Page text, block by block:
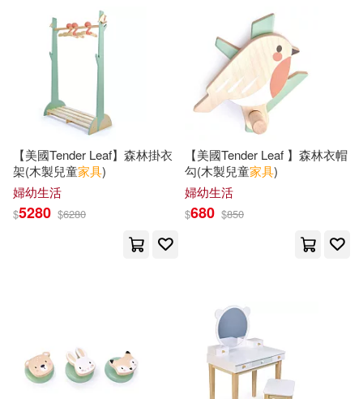
Zec(21)
Thomas(19) 一條由香莉(19)
漂亮家居編輯部(17) Fiell(16)
桜宇宙(16) 任文靈(15)
藤堂はくる(15) Edwards(14)
nagano(14)
田中鈴木(14) 胡德生(14)
Antique Collectors Club Ltd(52)
中國輕工業出版社(52)
化學工業出版社(50)
紫禁城出版社(45) 麥浩斯(36)
Sterling Pub Co Inc(35)
Distributed Art Pub Inc(32)
可超商取貨(4840)
可海外宅配(4672)
可港澳店取(4432)
可新加坡店取(4413)
可菲律賓店取(4444)
本週上市新品(40)
【美國Tender Leaf】森林掛衣
架(木製兒童家具)
婦幼生活
$5280 $6280
【美國Tender Leaf 】森林衣帽
勾(木製兒童家具)
婦幼生活
$680 $850